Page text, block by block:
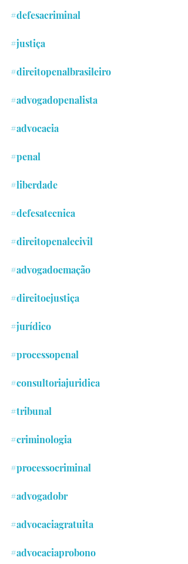
#defesacriminal
#justiça
#direitopenalbrasileiro
#advogadopenalista
#advocacia
#penal
#liberdade
#defesatecnica
#direitopenalecivil
#advogadoemação
#direitoejustiça
#jurídico
#processopenal
#consultoriajuridica
#tribunal
#criminologia
#processocriminal
#advogadobr
#advocaciagratuita
#advocaciaprobono